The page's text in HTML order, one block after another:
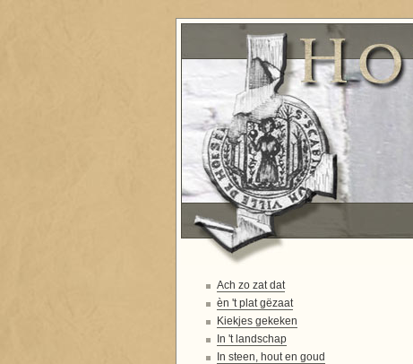
Ach zo zat dat
èn 't plat gëzaat
Kiekjes gekeken
In 't landschap
In steen, hout en goud